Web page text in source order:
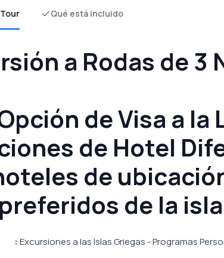
Qué está incluido
a Rodas de 3
de Visa a la
de Hotel
de
de la isla
: Excursiones a las Islas Griegas - Programas